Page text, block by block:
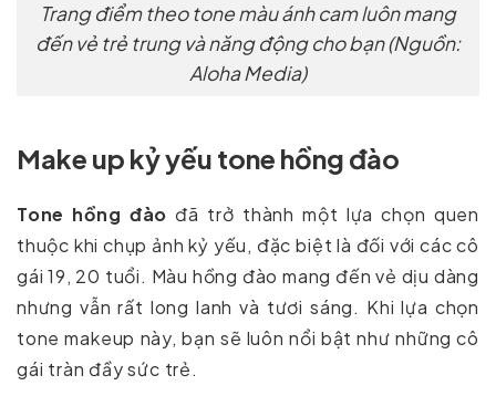
Trang điểm theo tone màu ánh cam luôn mang
đến vẻ trẻ trung và năng động cho bạn (Nguồn:
Aloha Media)
Make up kỷ yếu tone hồng đào
Tone hồng đào đã trở thành một lựa chọn quen
thuộc khi chụp ảnh kỷ yếu, đặc biệt là đối với các cô
gái 19, 20 tuổi. Màu hồng đào mang đến vẻ dịu dàng
nhưng vẫn rất long lanh và tươi sáng. Khi lựa chọn
tone makeup này, bạn sẽ luôn nổi bật như những cô
gái tràn đầy sức trẻ.